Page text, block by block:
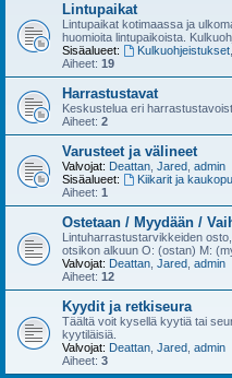
Lintupaikat
Lintupaikat kotimaassa ja
huomioita lintupaikoista.
Sisäalueet:
Kulkuohjeistukset,
Aiheet: 19
Harrastustavat
Keskustelua eri
Aiheet: 2
Varusteet ja välineet
Valvojat: Deattan Jared admin
Sisäalueet:
Kiikarit ja
Aiheet: 1
Ostetaan / Myydään /
Lintuharrastustarvikkeiden
otsikon alkuun O: (ostan) M:
Valvojat: Deattan Jared admin
Aiheet: 12
Kyydit ja retkiseura
Täältä voit kysellä kyytiä tai
kyytiläisiä.
Valvojat: Deattan Jared admin
Aiheet: 3